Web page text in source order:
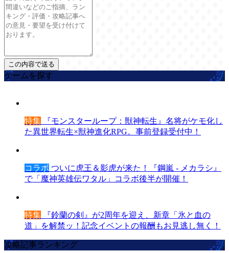
ゲームを探す
特集 『モンスターループ：獣神転生』名将がケモ化し
た異世界転生×獣神進化RPG。事前登録受付中！
コラボ ついに虎王＆影虎が来た！『鋼嵐 - メカラシ』
で「魔神英雄伝ワタル」コラボ後半が開催！
特集 『鈴蘭の剣』が2周年を迎え、新章「氷と血の
道」を解禁ッ！記念イベントの報酬もお見逃し無く！
攻略記事ランキング